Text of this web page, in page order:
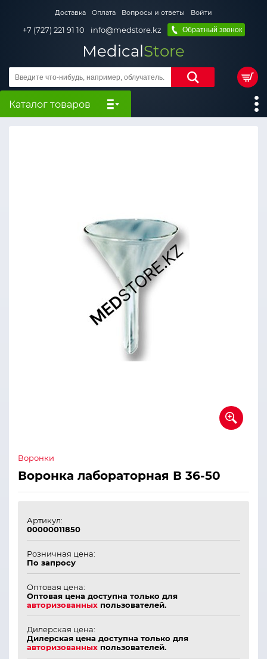
Доставка Оплата Вопросы и ответы Войти
+7 (727) 221 91 10 info@medstore.kz Обратный звонок
MedicalStore
Каталог товаров
Воронки
Воронка лабораторная В 36-50
Артикул:
00000011850
Розничная цена:
По запросу
Оптовая цена:
Оптовая цена доступна только для
авторизованных пользователей.
Дилерская цена:
Дилерская цена доступна только для
авторизованных пользователей.